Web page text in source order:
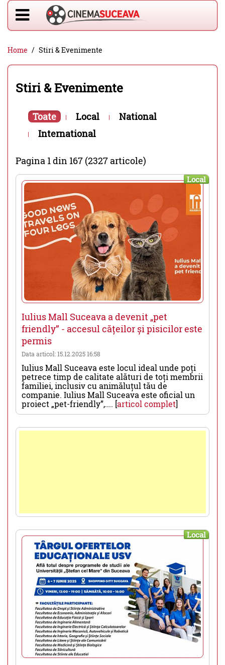
Home Stiri & Evenimente
Stiri & Evenimente
Toate Local
National
International
Pagina 1 din 167 (2327 articole)
Local
Iulius Mall Suceava a devenit „pet
friendly” - accesul cățeilor și pisicilor este
permis
Data articol: 15.12.2025 16:58
Iulius Mall Suceava este locul ideal unde poți
petrece timp de calitate alături de toți membrii
familiei, inclusiv cu animăluțul tău de
companie. Iulius Mall Suceava este oficial un
proiect „pet-friendly”,.... [articol complet]
Local